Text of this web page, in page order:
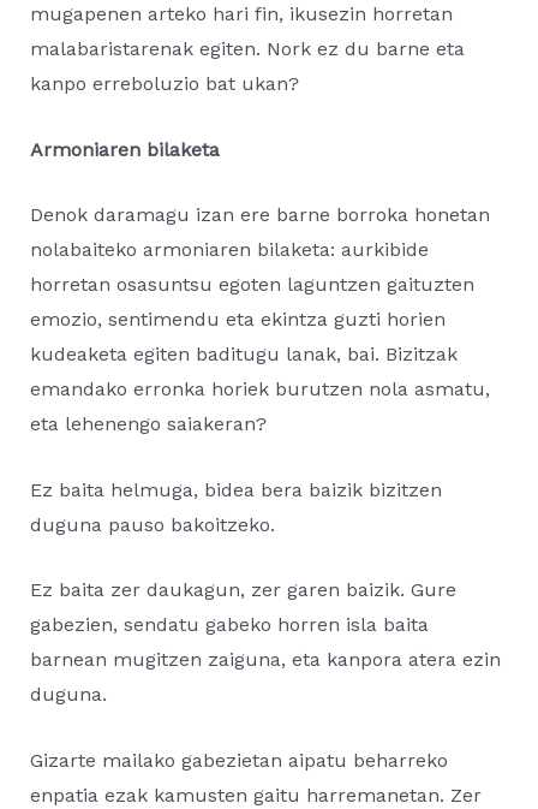
mugapenen arteko hari fin, ikusezin horretan
malabaristarenak egiten. Nork ez du barne eta
kanpo erreboluzio bat ukan?
Armoniaren bilaketa
Denok daramagu izan ere barne borroka honetan
nolabaiteko armoniaren bilaketa: aurkibide
horretan osasuntsu egoten laguntzen gaituzten
emozio, sentimendu eta ekintza guzti horien
kudeaketa egiten baditugu lanak, bai. Bizitzak
emandako erronka horiek burutzen nola asmatu,
eta lehenengo saiakeran?
Ez baita helmuga, bidea bera baizik bizitzen
duguna pauso bakoitzeko.
Ez baita zer daukagun, zer garen baizik. Gure
gabezien, sendatu gabeko horren isla baita
barnean mugitzen zaiguna, eta kanpora atera ezin
duguna.
Gizarte mailako gabezietan aipatu beharreko
enpatia ezak kamusten gaitu harremanetan. Zer